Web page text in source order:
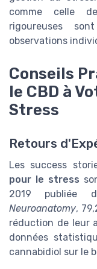
comme celle
rigoureuses
observations
Conseils
le CBD à
Stress
Retours
Les success
pour le stress
2019
Neuroanatomy,
réduction de leur
données
cannabidiol sur le